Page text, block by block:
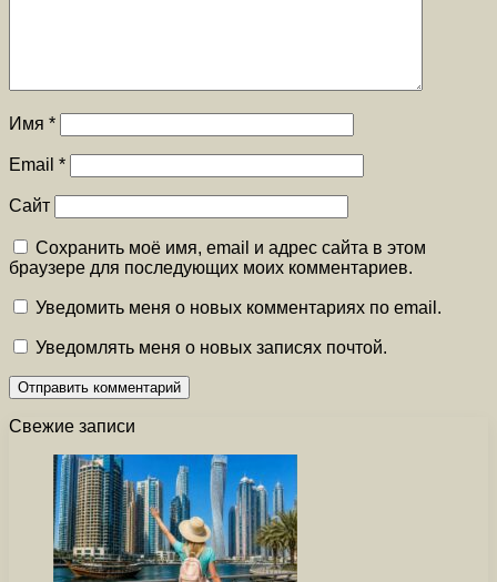
Имя *
Email *
Сайт
Сохранить моё имя, email и адрес сайта в этом
браузере для последующих моих комментариев.
Уведомить меня о новых комментариях по email.
Уведомлять меня о новых записях почтой.
Свежие записи